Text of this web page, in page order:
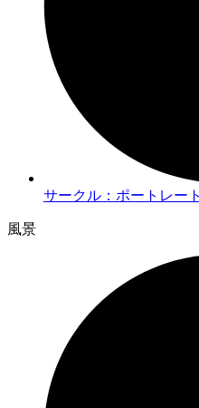
サークル：ポートレート
風景